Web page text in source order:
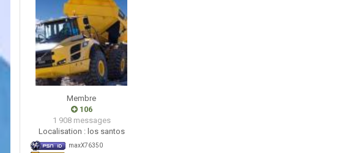
Membre
106
1 908 messages
Localisation : los santos
maxX76350